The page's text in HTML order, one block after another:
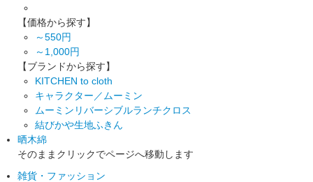
【価格から探す】
～550円
～1,000円
【ブランドから探す】
KITCHEN to cloth
キャラクター／ムーミン
ムーミンリバーシブルランチクロス
結びかや生地ふきん
晒木綿
そのままクリックでページへ移動します
雑貨・ファッション